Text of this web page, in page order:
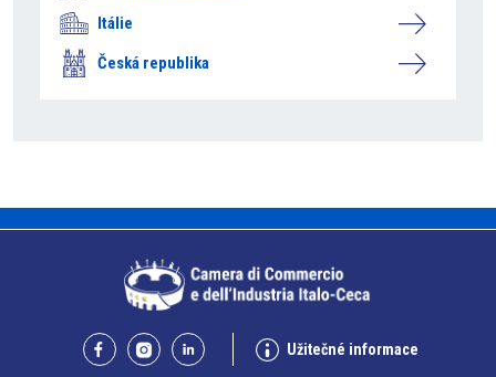
Itálie
Česká republika
Užitečné informace